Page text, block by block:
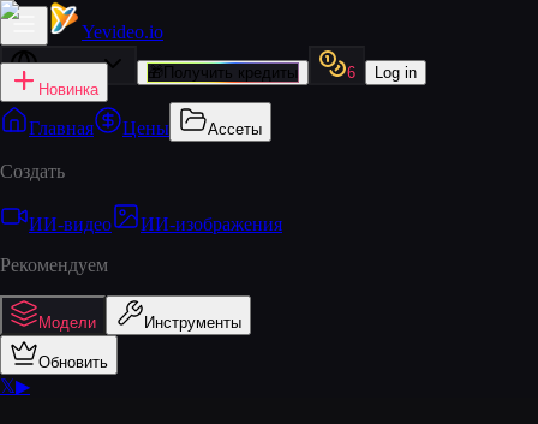
Yevideo.io
🎁Получить кредиты 6
Log in
Новинка
Главная Цены Ассеты
Создать
ИИ‑видео
ИИ‑изображения
Рекомендуем
Модели Инструменты
Обновить
𝕏▶